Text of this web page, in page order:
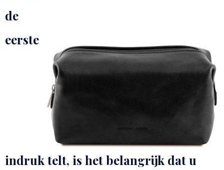
de
eerste
indruk telt, is het belangrijk dat u